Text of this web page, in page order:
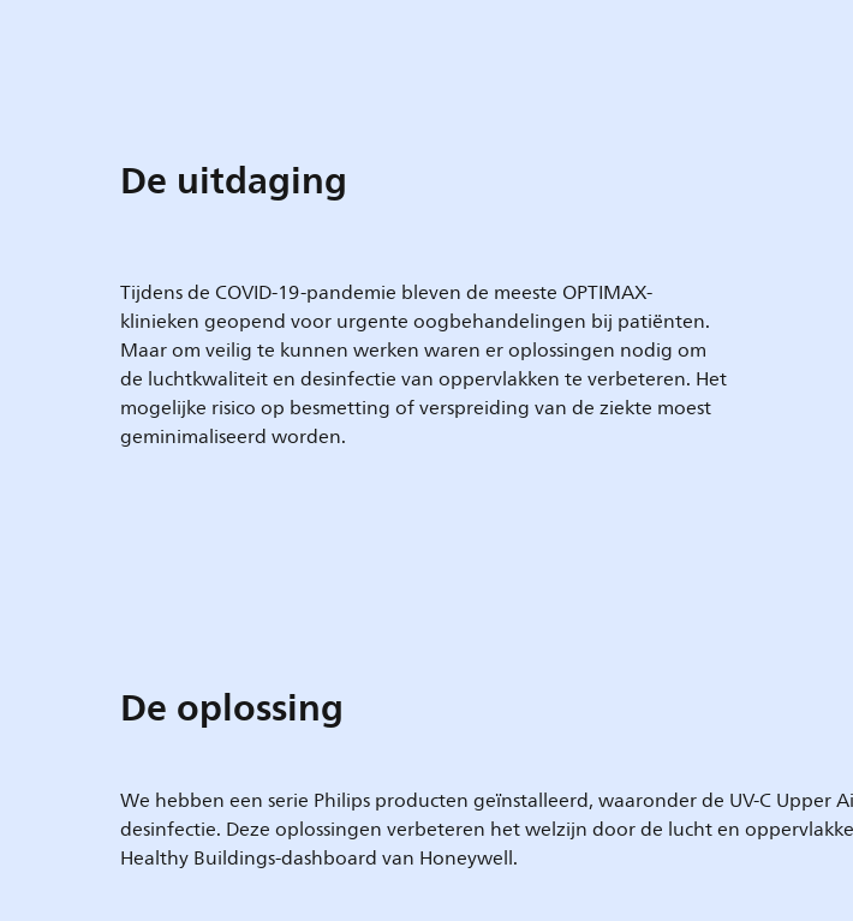
De uitdaging
Tijdens de COVID-19-pandemie bleven de meeste OPTIMAX-
klinieken geopend voor urgente oogbehandelingen bij patiënten.
Maar om veilig te kunnen werken waren er oplossingen nodig om
de luchtkwaliteit en desinfectie van oppervlakken te verbeteren. Het
mogelijke risico op besmetting of verspreiding van de ziekte moest
geminimaliseerd worden.
De oplossing
We hebben een serie Philips producten geïnstalleerd, waaronder de UV-C
desinfectie. Deze oplossingen verbeteren het welzijn door de lucht en
Healthy Buildings-dashboard van Honeywell.